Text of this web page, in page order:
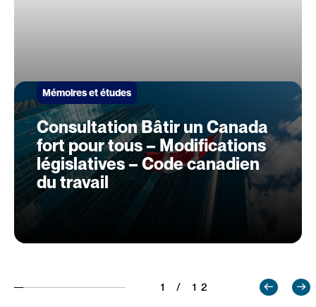
Mémoires et études
Consultation Bâtir un Canada
fort pour tous – Modifications
législatives – Code canadien
du travail
1 / 12